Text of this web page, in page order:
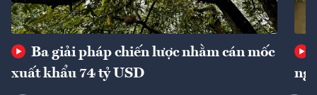
Ba giải pháp chiến lược nhằm cán mốc
xuất khẩu 74 tỷ USD